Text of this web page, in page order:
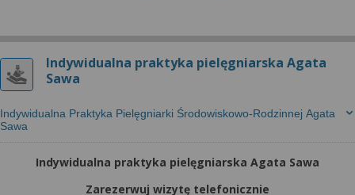
Indywidualna praktyka pielęgniarska Agata
Sawa
Indywidualna Praktyka Pielęgniarki Środowiskowo-Rodzinnej Agata
Sawa
Indywidualna praktyka pielęgniarska Agata Sawa
Zarezerwuj wizytę telefonicznie